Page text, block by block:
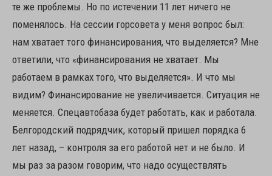
те же проблемы. Но по истечении 11 лет ничего не
поменялось. На сессии горсовета у меня вопрос был:
нам хватает того финансирования, что выделяется? Мне
ответили, что «финансирования не хватает. Мы
работаем в рамках того, что выделяется». И что мы
видим? Финансирование не увеличивается. Ситуация не
меняется. Спецавтобаза будет работать, как и работала.
Белгородский подрядчик, который пришел порядка 6
лет назад, – контроля за его работой нет и не было. И
мы раз за разом говорим, что надо осуществлять